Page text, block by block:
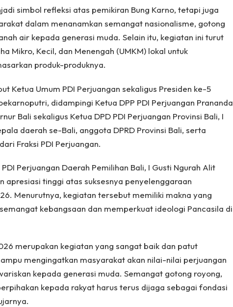
simbol refleksi atas pemikiran Bung Karno, tetapi juga
dalam menanamkan semangat nasionalisme, gotong
air kepada generasi muda. Selain itu, kegiatan ini turut
Mikro, Kecil, dan Menengah (UMKM) lokal untuk
produk-produknya.
Ketua Umum PDI Perjuangan sekaligus Presiden ke-5
didampingi Ketua DPP PDI Perjuangan Prananda
Bali sekaligus Ketua DPD PDI Perjuangan Provinsi Bali, I
daerah se-Bali, anggota DPRD Provinsi Bali, serta
Fraksi PDI Perjuangan.
Perjuangan Daerah Pemilihan Bali, I Gusti Ngurah Alit
apresiasi tinggi atas suksesnya penyelenggaraan
Menurutnya, kegiatan tersebut memiliki makna yang
kebangsaan dan memperkuat ideologi Pancasila di
merupakan kegiatan yang sangat baik dan patut
mengingatkan masyarakat akan nilai-nilai perjuangan
kepada generasi muda. Semangat gotong royong,
kepada rakyat harus terus dijaga sebagai fondasi